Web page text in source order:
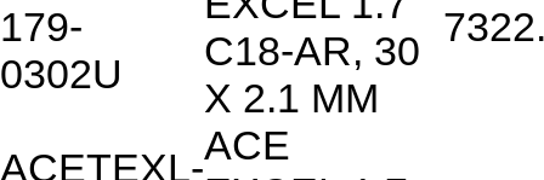
179-
0302U
C18-AR, 30
X 2.1 MM
ACETEXL-ACE